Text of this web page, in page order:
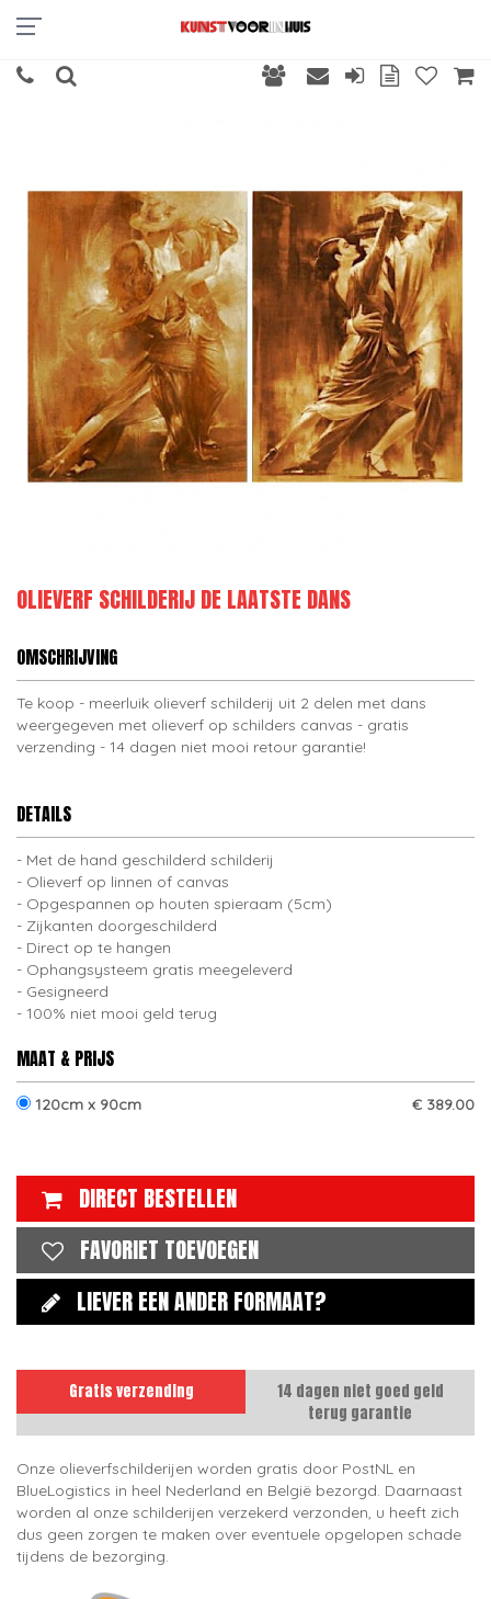
OLIEVERF SCHILDERIJ DE LAATSTE DANS
OMSCHRIJVING
Te koop - meerluik olieverf schilderij uit 2 delen met dans
weergegeven met olieverf op schilders canvas - gratis
verzending - 14 dagen niet mooi retour garantie!
DETAILS
Met de hand geschilderd schilderij
Olieverf op linnen of canvas
Opgespannen op houten spieraam (5cm)
Zijkanten doorgeschilderd
Direct op te hangen
Ophangsysteem gratis meegeleverd
Gesigneerd
100% niet mooi geld terug
MAAT & PRIJS
120cm x 90cm € 389.00
DIRECT BESTELLEN
FAVORIET TOEVOEGEN
LIEVER EEN ANDER FORMAAT?
Gratis verzending
14 dagen niet goed geld
terug garantie
Onze olieverfschilderijen worden gratis door PostNL en
BlueLogistics in heel Nederland en België bezorgd. Daarnaast
worden al onze schilderijen verzekerd verzonden, u heeft zich
dus geen zorgen te maken over eventuele opgelopen schade
tijdens de bezorging.